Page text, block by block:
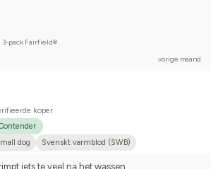
3-pack Fairfield®
vorige maand
koper
dog
Svenskt varmblod (SWB)
iets te veel na het wassen